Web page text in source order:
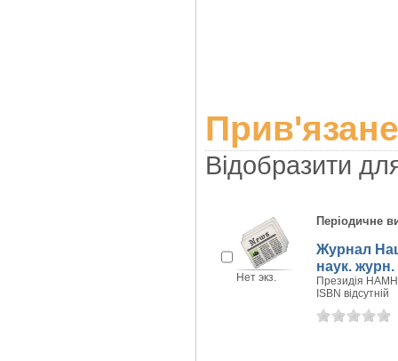
Відобразити
Нет экз.
Періодичне
Журнал
наук.
Президія НАМН
ISBN відсутній